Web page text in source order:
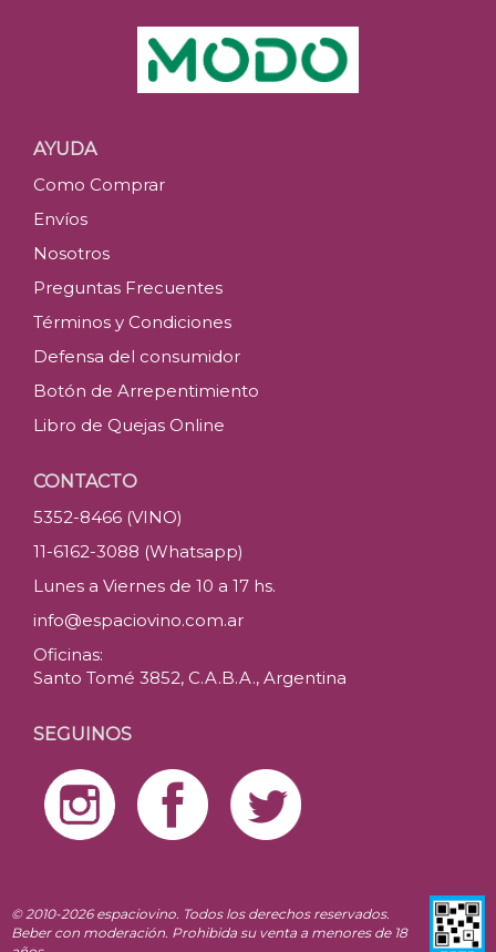
AYUDA
Como Comprar
Envíos
Nosotros
Preguntas Frecuentes
Términos y Condiciones
Defensa del consumidor
Botón de Arrepentimiento
Libro de Quejas Online
CONTACTO
5352-8466 (VINO)
11-6162-3088 (Whatsapp)
Lunes a Viernes de 10 a 17 hs.
info@espaciovino.com.ar
Oficinas:
Santo Tomé 3852, C.A.B.A., Argentina
SEGUINOS
© 2010-2026 espaciovino. Todos los derechos reservados.
Beber con moderación. Prohibida su venta a menores de 18